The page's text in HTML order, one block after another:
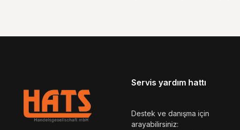
Servis yardım hattı
Destek ve danışma için
arayabilirsiniz: